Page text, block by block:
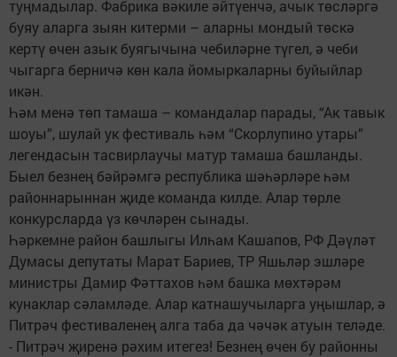
туңмадылар. Фабрика вәкиле әйтүенчә, ачык төсләргә
буяу аларга зыян китерми – аларны мондый төскә
кертү өчен азык буягычына чебиләрне түгел, ә чеби
чыгарга берничә көн кала йомыркаларны буйыйлар
икән.
Һәм менә төп тамаша – командалар парады, “Ак тавык
шоуы”, шулай ук фестиваль һәм “Скорлупино утары”
легендасын тасвирлаучы матур тамаша башланды.
Быел безнең бәйрәмгә республика шәһәрләре һәм
районнарыннан җиде команда килде. Алар төрле
конкурсларда үз көчләрен сынады.
Һәркемне район башлыгы Илһам Кашапов, РФ Дәүләт
Думасы депутаты Марат Бариев, ТР Яшьләр эшләре
министры Дамир Фәттахов һәм башка мөхтәрәм
кунаклар сәламләде. Алар катнашучыларга уңышлар, ә
Питрәч фестиваленең алга таба да чәчәк атуын теләде.
- Питрәч җиренә рәхим итегез! Безнең өчен бу районны